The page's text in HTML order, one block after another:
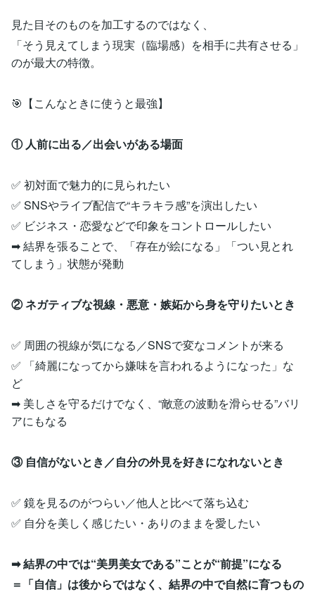
見た目そのものを加工するのではなく、
「そう見えてしまう現実（臨場感）を相手に共有させる」
のが最大の特徴。
🎯【こんなときに使うと最強】
① 人前に出る／出会いがある場面
✅ 初対面で魅力的に見られたい
✅ SNSやライブ配信で“キラキラ感”を演出したい
✅ ビジネス・恋愛などで印象をコントロールしたい
➡ 結界を張ることで、「存在が絵になる」「つい見とれ
てしまう」状態が発動
② ネガティブな視線・悪意・嫉妬から身を守りたいとき
✅ 周囲の視線が気になる／SNSで変なコメントが来る
✅ 「綺麗になってから嫌味を言われるようになった」な
ど
➡ 美しさを守るだけでなく、“敵意の波動を滑らせる”バリ
アにもなる
③ 自信がないとき／自分の外見を好きになれないとき
✅ 鏡を見るのがつらい／他人と比べて落ち込む
✅ 自分を美しく感じたい・ありのままを愛したい
➡ 結界の中では“美男美女である”ことが“前提”になる
＝「自信」は後からではなく、結界の中で自然に育つもの